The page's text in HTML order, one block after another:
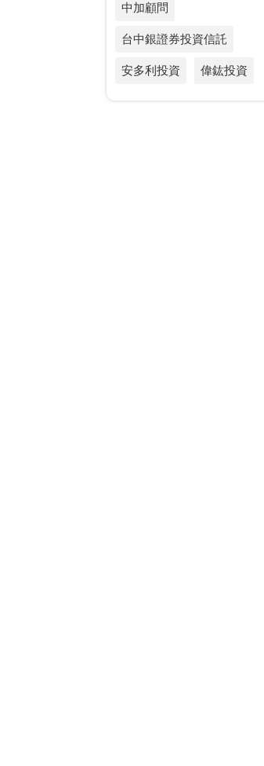
中加顧問
台中銀證券投資信託
安多利投資 偉鈜投資